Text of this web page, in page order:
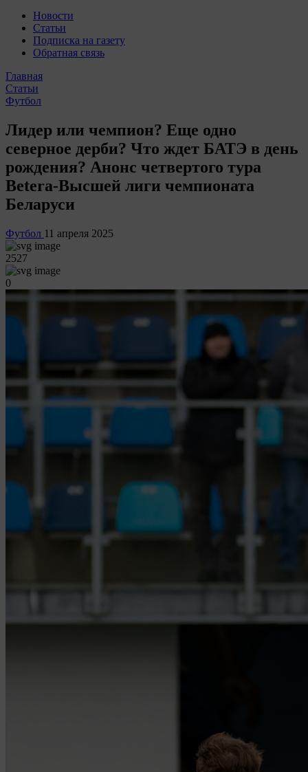
Новости
Статьи
Подписка на газету
Обратная связь
Главная
Статьи
Футбол
Лидер или чемпион? Еще одно
северное дерби? Что ждет БАТЭ в день
рождения? Анонс четвертого тура
Betera-Высшей лиги чемпионата
Беларуси
Футбол 11 апреля 2025
2527
0